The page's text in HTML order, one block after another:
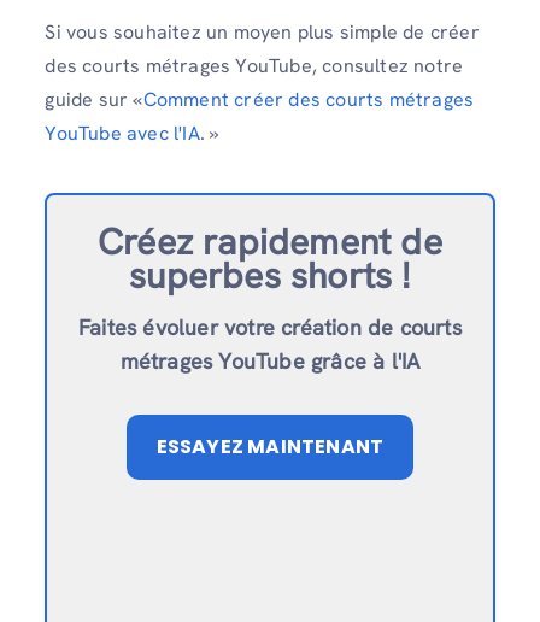
Si vous souhaitez un moyen plus simple de créer
des courts métrages YouTube, consultez notre
guide sur «Comment créer des courts métrages
YouTube avec l'IA. »
Créez rapidement de
superbes shorts !
Faites évoluer votre création de courts
métrages YouTube grâce à l'IA
ESSAYEZ MAINTENANT